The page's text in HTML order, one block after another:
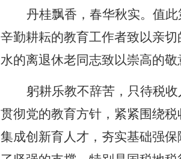
丹桂飘香，春华秋实。值此
辛勤耕耘的教育工作者致以亲切
水的离退休老同志致以崇高的敬
躬耕乐教不辞苦，只待税
贯彻党的教育方针，紧紧围绕
集成创新育人才，夯实基础强